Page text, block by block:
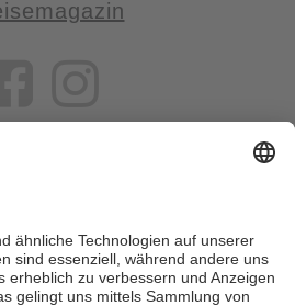
für alle, die Südtirol nicht nur
erleben wollen – inklusive Tipps,
und Angeboten.